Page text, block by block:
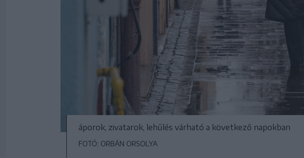
áporok, zivatarok, lehűlés várható a következő napokban
FOTÓ: ORBÁN ORSOLYA